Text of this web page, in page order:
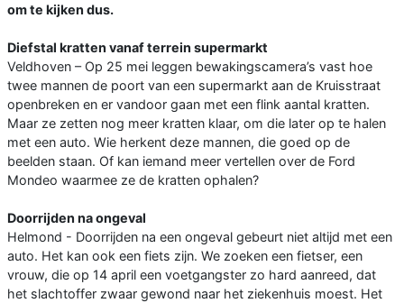
om te kijken dus.
Diefstal kratten vanaf terrein supermarkt
Veldhoven – Op 25 mei leggen bewakingscamera’s vast hoe
twee mannen de poort van een supermarkt aan de Kruisstraat
openbreken en er vandoor gaan met een flink aantal kratten.
Maar ze zetten nog meer kratten klaar, om die later op te halen
met een auto. Wie herkent deze mannen, die goed op de
beelden staan. Of kan iemand meer vertellen over de Ford
Mondeo waarmee ze de kratten ophalen?
Doorrijden na ongeval
Helmond - Doorrijden na een ongeval gebeurt niet altijd met een
auto. Het kan ook een fiets zijn. We zoeken een fietser, een
vrouw, die op 14 april een voetgangster zo hard aanreed, dat
het slachtoffer zwaar gewond naar het ziekenhuis moest. Het